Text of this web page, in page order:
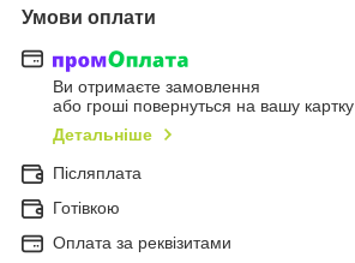
Умови оплати
Ви отримаєте замовлення
або гроші повернуться на вашу картку
Детальніше
Післяплата
Готівкою
Оплата за реквізитами